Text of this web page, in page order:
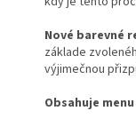
Nové barevné
základe
výjimečnou
Obsahuje